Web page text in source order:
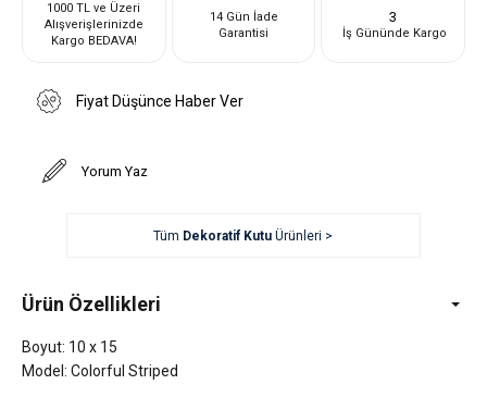
1000 TL ve Üzeri
Alışverişlerinizde
Kargo BEDAVA!
14 Gün İade
Garantisi
3
İş Gününde Kargo
Fiyat Düşünce Haber Ver
Yorum Yaz
Tüm Dekoratif Kutu Ürünleri >
Ürün Özellikleri
Boyut: 10 x 15
Model: Colorful Striped